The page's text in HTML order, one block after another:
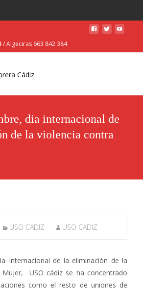
/ Algeciras 663 842 384
dia internacional de
de la violencia contra
USO CADIZ USO CADIZ
Internacional de la eliminación de la
Mujer, USO cádiz se ha concentrado
como el resto de uniones de